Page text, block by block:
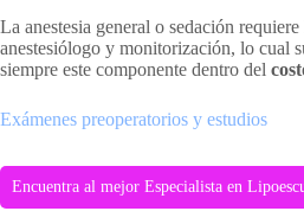
La anestesia general o sedación
anestesiólogo y monitorización, lo cual
siempre este componente dentro del
Exámenes preoperatorios y estudios
Encuentra al mejor Especialista en